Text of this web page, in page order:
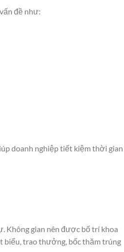
đề như:
doanh nghiệp tiết kiệm thời gian
Không gian nên được bố trí khoa
biểu, trao thưởng, bốc thăm trúng